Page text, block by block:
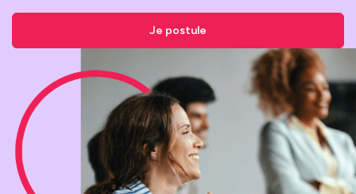
Je postule